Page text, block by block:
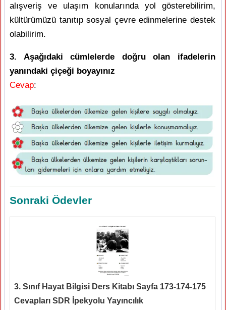
alışveriş ve ulaşım konularında yol gösterebilirim,
kültürümüzü tanıtıp sosyal çevre edinmelerine destek
olabilirim.
3. Aşağıdaki cümlelerde doğru olan ifadelerin
yanındaki çiçeği boyayınız
Cevap:
Sonraki Ödevler
3. Sınıf Hayat Bilgisi Ders Kitabı Sayfa 173-174-175
Cevapları SDR İpekyolu Yayıncılık